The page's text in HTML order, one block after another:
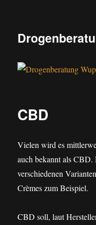
CBD
Vielen wird es
auch bekannt als
verschiedenen
Crèmes zum Beispiel.
CBD soll, laut